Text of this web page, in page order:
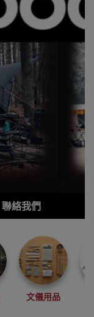
聯絡我們
文儀用品